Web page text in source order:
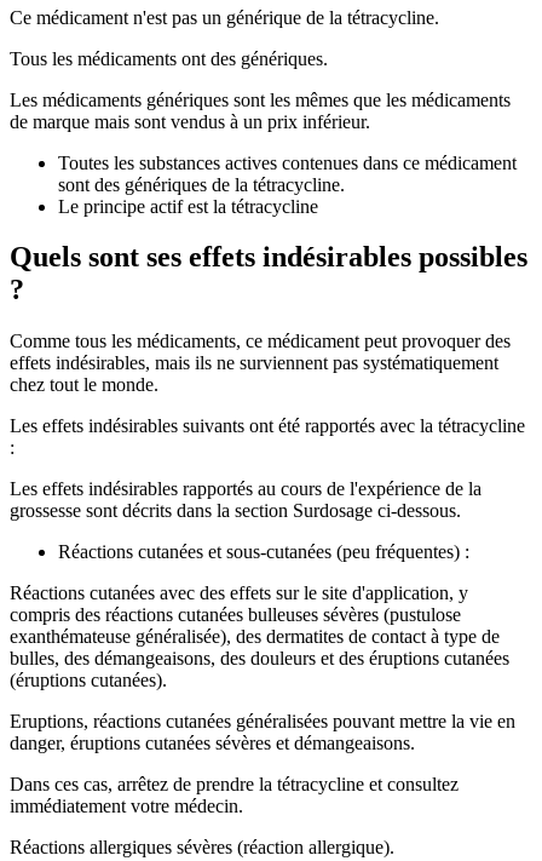
Ce médicament n'est pas un générique de la tétracycline.
Tous les médicaments ont des génériques.
Les médicaments génériques sont les mêmes que les médicaments
de marque mais sont vendus à un prix inférieur.
Toutes les substances actives contenues dans ce médicament
sont des génériques de la tétracycline.
Le principe actif est la tétracycline
Quels sont ses effets indésirables possibles
?
Comme tous les médicaments, ce médicament peut provoquer des
effets indésirables, mais ils ne surviennent pas systématiquement
chez tout le monde.
Les effets indésirables suivants ont été rapportés avec la tétracycline
:
Les effets indésirables rapportés au cours de l'expérience de la
grossesse sont décrits dans la section Surdosage ci-dessous.
Réactions cutanées et sous-cutanées (peu fréquentes) :
Réactions cutanées avec des effets sur le site d'application, y
compris des réactions cutanées bulleuses sévères (pustulose
exanthémateuse généralisée), des dermatites de contact à type de
bulles, des démangeaisons, des douleurs et des éruptions cutanées
(éruptions cutanées).
Eruptions, réactions cutanées généralisées pouvant mettre la vie en
danger, éruptions cutanées sévères et démangeaisons.
Dans ces cas, arrêtez de prendre la tétracycline et consultez
immédiatement votre médecin.
Réactions allergiques sévères (réaction allergique).